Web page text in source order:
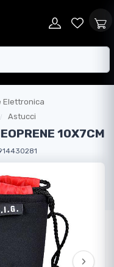
Elettronica
Astucci
10X7CM
›